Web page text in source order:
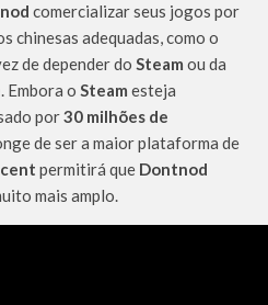
comercializar seus jogos por
chinesas adequadas, como o
de depender do Steam ou da
. Embora o Steam esteja
por30 milhões de
de ser a maior plataforma de
permitirá que Dontnod
mais amplo.